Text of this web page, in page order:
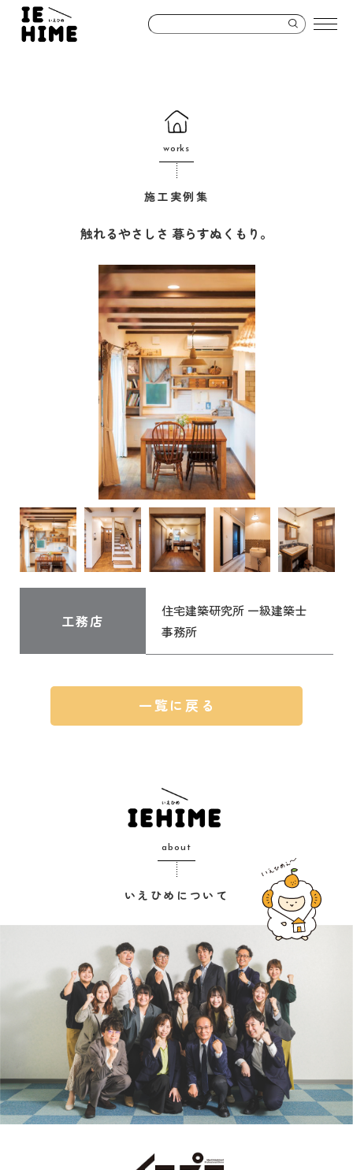
works
施工実例集
触れるやさしさ 暮らすぬくもり。
工務店
住宅建築研究所 一級建築士
事務所
一覧に戻る
about
いえひめについて